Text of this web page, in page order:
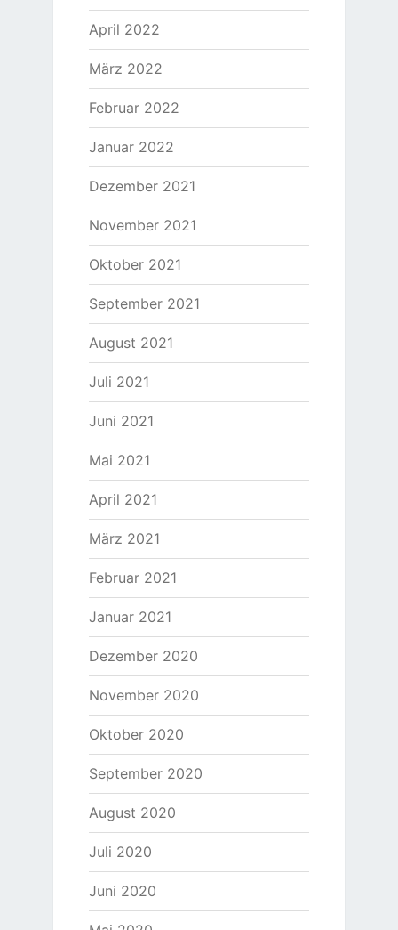
April 2022
März 2022
Februar 2022
Januar 2022
Dezember 2021
November 2021
Oktober 2021
September 2021
August 2021
Juli 2021
Juni 2021
Mai 2021
April 2021
März 2021
Februar 2021
Januar 2021
Dezember 2020
November 2020
Oktober 2020
September 2020
August 2020
Juli 2020
Juni 2020